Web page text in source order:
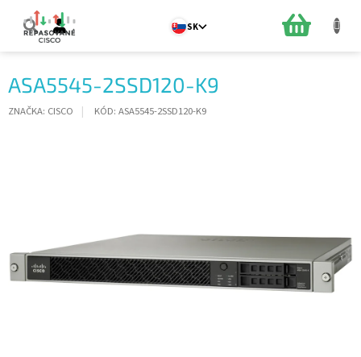
obsah
SK
ASA5545-2SSD120-K9
ZNAČKA: CISCO KÓD: ASA5545-2SSD120-K9